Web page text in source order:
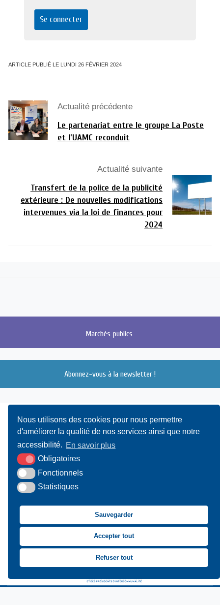
Nous utilisons des cookies pour nous permettre
d'améliorer la qualité de nos services ainsi que notre
accessibilité. En savoir plus
Obligatoires
Fonctionnels
Statistiques
Sauvegarder
Accepter tout
Refuser tout
ARTICLE PUBLIÉ LE LUNDI 26 FÉVRIER 2024
Actualité précédente
Le partenariat entre le groupe La Poste
et l’UAMC reconduit
Actualité suivante
Transfert de la police de la publicité
extérieure : De nouvelles modifications
intervenues via la loi de finances pour
2024
Marchés publics
Abonnez-vous à la newsletter !
UAMC- 4, Bis Avenue du Canada - 14000 CAEN
Suivez-nous sur Facebook
Suivez-nous sur X
Suivez-nous sur LinkedIn
Suivez-nous sur